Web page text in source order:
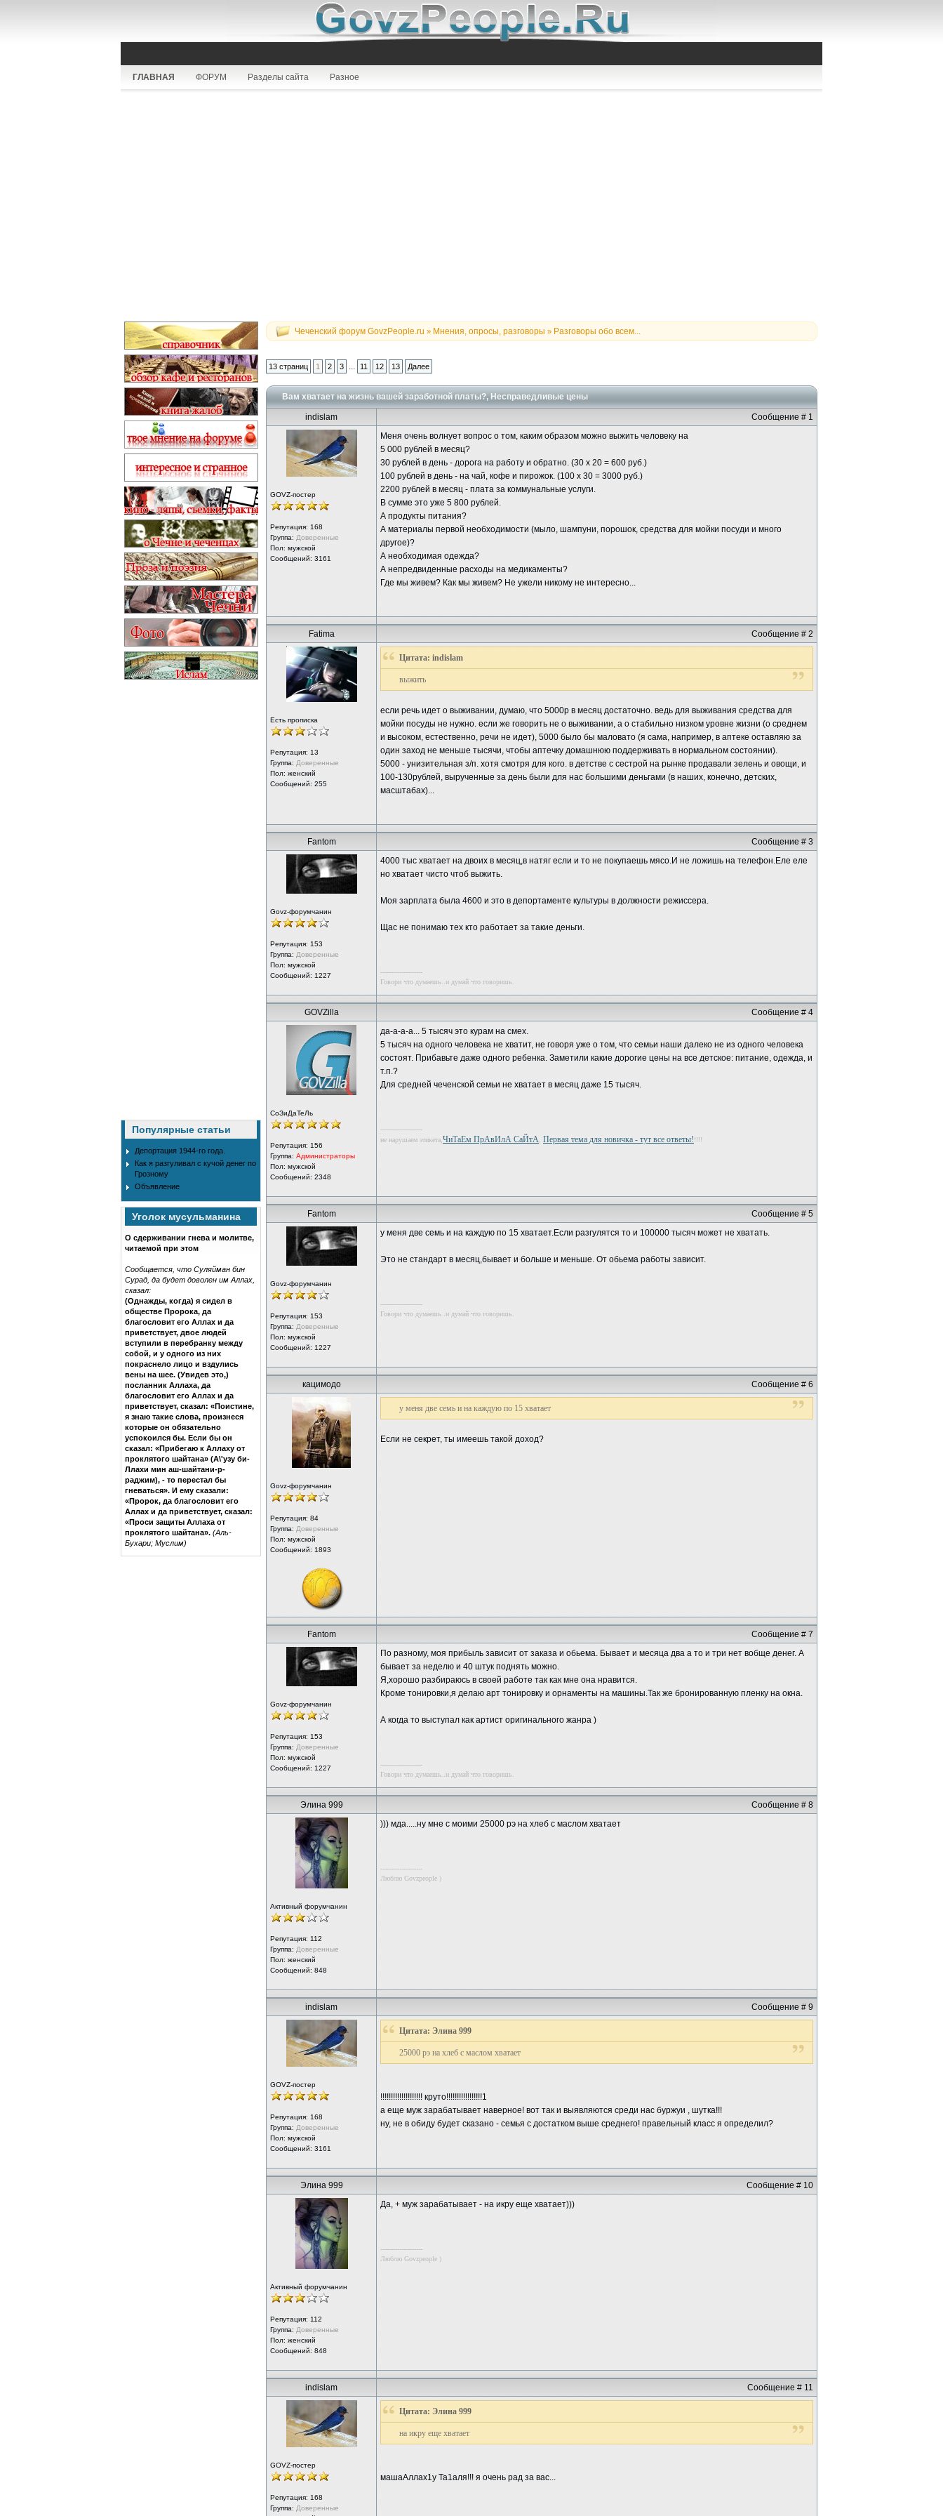
ГЛАВНАЯ ФОРУМ Разделы сайта Разное
Популярные статьи
Депортация 1944-го года.
Как я разгуливал с кучой денег по
Грозному
Объявление
Уголок мусульманина
О сдерживании гнева и молитве,
читаемой при этом
Сообщается, что Суляйман бин
Сурад, да будет доволен им Аллах,
сказал:
(Однажды, когда) я сидел в
обществе Пророка, да
благословит его Аллах и да
приветствует, двое людей
вступили в перебранку между
собой, и у одного из них
покраснело лицо и вздулись
вены на шее. (Увидев это,)
посланник Аллаха, да
благословит его Аллах и да
приветствует, сказал: «Поистине,
я знаю такие слова, произнеся
которые он обязательно
успокоился бы. Если бы он
сказал: «Прибегаю к Аллаху от
проклятого шайтана» (А\'узу би-
Ллахи мин аш-шайтани-р-
раджим), - то перестал бы
гневаться». И ему сказали:
«Пророк, да благословит его
Аллах и да приветствует, сказал:
«Проси защиты Аллаха от
проклятого шайтана». (Аль-
Бухари; Муслим)
Чеченский форум GovzPeople.ru » Мнения, опросы, разговоры » Разговоры обо всем...
13 страниц 1 2 3 ... 11 12 13 Далее
Вам хватает на жизнь вашей заработной платы?, Несправедливые цены
indislam Сообщение # 1
GOVZ-постер
Репутация: 168
Группа: Доверенные
Пол: мужской
Сообщений: 3161
Меня очень волнует вопрос о том, каким образом можно выжить человеку на
5 000 рублей в месяц?
30 рублей в день - дорога на работу и обратно. (30 х 20 = 600 руб.)
100 рублей в день - на чай, кофе и пирожок. (100 х 30 = 3000 руб.)
2200 рублей в месяц - плата за коммунальные услуги.
В сумме это уже 5 800 рублей.
А продукты питания?
А материалы первой необходимости (мыло, шампуни, порошок, средства для мойки посуди и много
другое)?
А необходимая одежда?
А непредвиденные расходы на медикаменты?
Где мы живем? Как мы живем? Не ужели никому не интересно...
Fatima Сообщение # 2
Есть прописка
Репутация: 13
Группа: Доверенные
Пол: женский
Сообщений: 255
Цитата: indislam
выжить
если речь идет о выживании, думаю, что 5000р в месяц достаточно. ведь для выживания средства для
мойки посуды не нужно. если же говорить не о выживании, а о стабильно низком уровне жизни (о среднем
и высоком, естественно, речи не идет), 5000 было бы маловато (я сама, например, в аптеке оставляю за
один заход не меньше тысячи, чтобы аптечку домашнюю поддерживать в нормальном состоянии).
5000 - унизительная з/п. хотя смотря для кого. в детстве с сестрой на рынке продавали зелень и овощи, и
100-130рублей, вырученные за день были для нас большими деньгами (в наших, конечно, детских,
масштабах)...
Fantom Сообщение # 3
Govz-форумчанин
Репутация: 153
Группа: Доверенные
Пол: мужской
Сообщений: 1227
4000 тыс хватает на двоих в месяц,в натяг если и то не покупаешь мясо.И не ложишь на телефон.Еле еле
но хватает чисто чтоб выжить.
Моя зарплата была 4600 и это в депортаменте культуры в должности режиссера.
Щас не понимаю тех кто работает за такие деньги.
--------------------
Говори что думаешь..и думай что говоришь.
GOVZilla Сообщение # 4
СоЗиДаТеЛь
Репутация: 156
Группа: Администраторы
Пол: мужской
Сообщений: 2348
да-а-а-а... 5 тысяч это курам на смех.
5 тысяч на одного человека не хватит, не говоря уже о том, что семьи наши далеко не из одного человека
состоят. Прибавьте даже одного ребенка. Заметили какие дорогие цены на все детское: питание, одежда, и
т.п.?
Для средней чеченской семьи не хватает в месяц даже 15 тысяч.
--------------------
не нарушаем этикета, ЧиТаЕм ПрАвИлА СаЙтА Первая тема для новичка - тут все ответы!!!!!
Fantom Сообщение # 5
Govz-форумчанин
Репутация: 153
Группа: Доверенные
Пол: мужской
Сообщений: 1227
у меня две семь и на каждую по 15 хватает.Если разгулятся то и 100000 тысяч может не хватать.
Это не стандарт в месяц,бывает и больше и меньше. От обьема работы зависит.
--------------------
Говори что думаешь..и думай что говоришь.
кацимодо Сообщение # 6
Govz-форумчанин
Репутация: 84
Группа: Доверенные
Пол: мужской
Сообщений: 1893
у меня две семь и на каждую по 15 хватает
Если не секрет, ты имеешь такой доход?
Fantom Сообщение # 7
Govz-форумчанин
Репутация: 153
Группа: Доверенные
Пол: мужской
Сообщений: 1227
По разному, моя прибыль зависит от заказа и обьема. Бывает и месяца два а то и три нет вобще денег. А
бывает за неделю и 40 штук поднять можно.
Я,хорошо разбираюсь в своей работе так как мне она нравится.
Кроме тонировки,я делаю арт тонировку и орнаменты на машины.Так же бронированную пленку на окна.
А когда то выступал как артист оригинального жанра )
--------------------
Говори что думаешь..и думай что говоришь.
Элина 999 Сообщение # 8
Активный форумчанин
Репутация: 112
Группа: Доверенные
Пол: женский
Сообщений: 848
))) мда.....ну мне с моими 25000 рэ на хлеб с маслом хватает
--------------------
Люблю Govzpeople )
indislam Сообщение # 9
GOVZ-постер
Репутация: 168
Группа: Доверенные
Пол: мужской
Сообщений: 3161
Цитата: Элина 999
25000 рэ на хлеб с маслом хватает
!!!!!!!!!!!!!!!!!!!! круто!!!!!!!!!!!!!!!!!1
а еще муж зарабатывает наверное! вот так и выявляются среди нас буржуи , шутка!!!
ну, не в обиду будет сказано - семья с достатком выше среднего! правельный класс я определил?
Элина 999 Сообщение # 10
Активный форумчанин
Репутация: 112
Группа: Доверенные
Пол: женский
Сообщений: 848
Да, + муж зарабатывает - на икру еще хватает)))
--------------------
Люблю Govzpeople )
indislam Сообщение # 11
GOVZ-постер
Репутация: 168
Группа: Доверенные
Цитата: Элина 999
на икру еще хватает
машаАллах1у Та1аля!!! я очень рад за вас...